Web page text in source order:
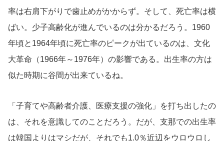
率は右肩下がりで歯止めがかからず。そして、死亡率は横
ばい。少子高齢化が進んでいるのは分かるだろう。1960
年頃と1964年頃に死亡率のピークが出ているのは、文化
大革命（1966年～1976年）の影響である。出生率の方は
似た時期に谷間が出来ているね。
「子育てや高齢者介護、医療支援の強化」を打ち出したの
は、それを意識してのことだろう。だが、支那での出生率
は韓国よりはマシだが、それでも1.0％近辺をウロウロし